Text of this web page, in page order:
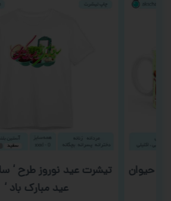
حیوان
تیشرت عید نوروز طرح ‘
عید مبارک باد ‘